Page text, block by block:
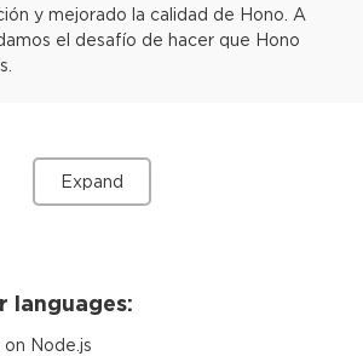
y mejorado la calidad de Hono. A
el desafío de hacer que Hono
Expand
languages:
Node.js